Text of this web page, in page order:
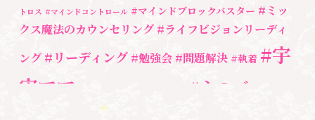
トロス #マインドコントロール #マインドブロックバスター #ミッ
クス魔法のカウンセリング #ライフビジョンリーディ
ング #リーディング #勉強会 #問題解決 #執着 #宇
宙ママ
#心のブロッ